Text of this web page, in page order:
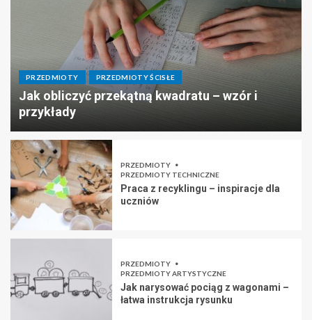
PRZEDMIOTY PRZEDMIOTY ŚCISŁE
Jak obliczyć przekątną kwadratu – wzór i
przykłady
PRZEDMIOTY
PRZEDMIOTY TECHNICZNE
Praca z recyklingu – inspiracje dla
uczniów
PRZEDMIOTY
PRZEDMIOTY ARTYSTYCZNE
Jak narysować pociąg z wagonami –
łatwa instrukcja rysunku